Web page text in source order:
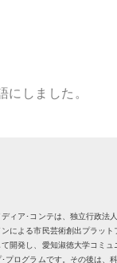
しました。
ディア･コンテは、独立行政法
ンによる市民芸術創出プラッ
て開発し、愛知淑徳大学コミ
･プログラムです。その後は、